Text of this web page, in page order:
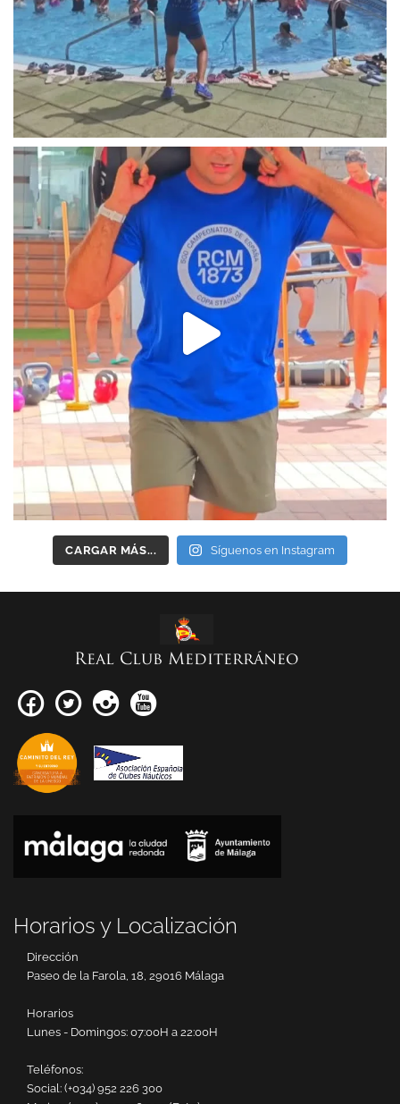
CARGAR MÁS... Síguenos en Instagram
Real Club Mediterráneo
Horarios y Localización
Dirección
Paseo de la Farola, 18, 29016 Málaga
Horarios
Lunes - Domingos: 07:00H a 22:00H
Teléfonos:
Social: (+034) 952 226 300